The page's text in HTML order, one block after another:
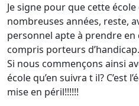
Je signe pour que cette
nombreuses années, reste,
personnel apte à prendre
compris porteurs d’handicap.
Si nous commençons ainsi
école qu’en suivra t il? C’est
mise en péril!!!!!!